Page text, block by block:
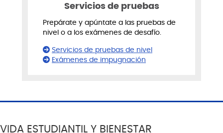
Servicios de pruebas
Prepárate y apúntate a las pruebas de
nivel o a los exámenes de desafío.
Servicios de pruebas de nivel
Exámenes de impugnación
VIDA ESTUDIANTIL Y BIENESTAR